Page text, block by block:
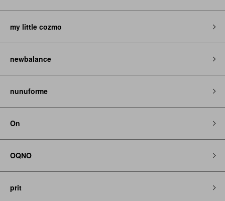
my little cozmo
newbalance
nunuforme
On
OQNO
prit